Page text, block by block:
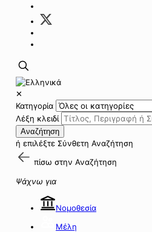
✕
Κατηγορία
Λέξη κλειδί
Αναζήτηση
ή επιλέξτε Σύνθετη Αναζήτηση
πίσω στην Αναζήτηση
Ψάχνω για
Νομοθεσία
Μέλη